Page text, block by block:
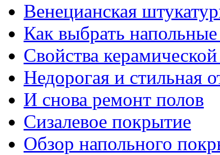
Венецианская
Как выбрать
Свойства
Недорогая и стильная
И снова ремонт полов
Сизалевое покрытие
Обзор напольного